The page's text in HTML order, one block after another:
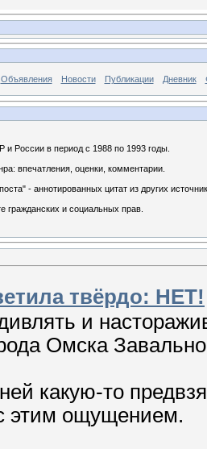
Объявления Новости Публикации Дневник
России в период с 1988 по 1993 годы.
впечатления, оценки, комментарии.
- аннотированных цитат из других
и социальных прав.
твёрдо: НЕТ!
и
Омска
какую-то
этим ощущением.